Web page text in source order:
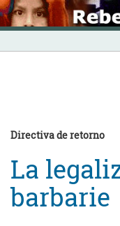
Skip
to
content
INICIO
Directiva de retorno
La
barbarie